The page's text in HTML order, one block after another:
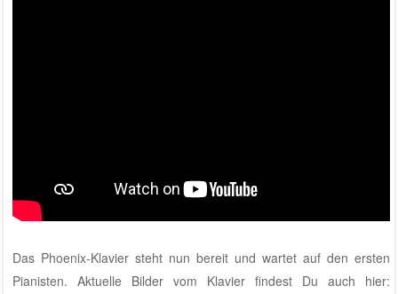
Das Phoenix-Klavier steht nun bereit und wartet auf den ersten
Pianisten. Aktuelle Bilder vom Klavier findest Du auch hier: